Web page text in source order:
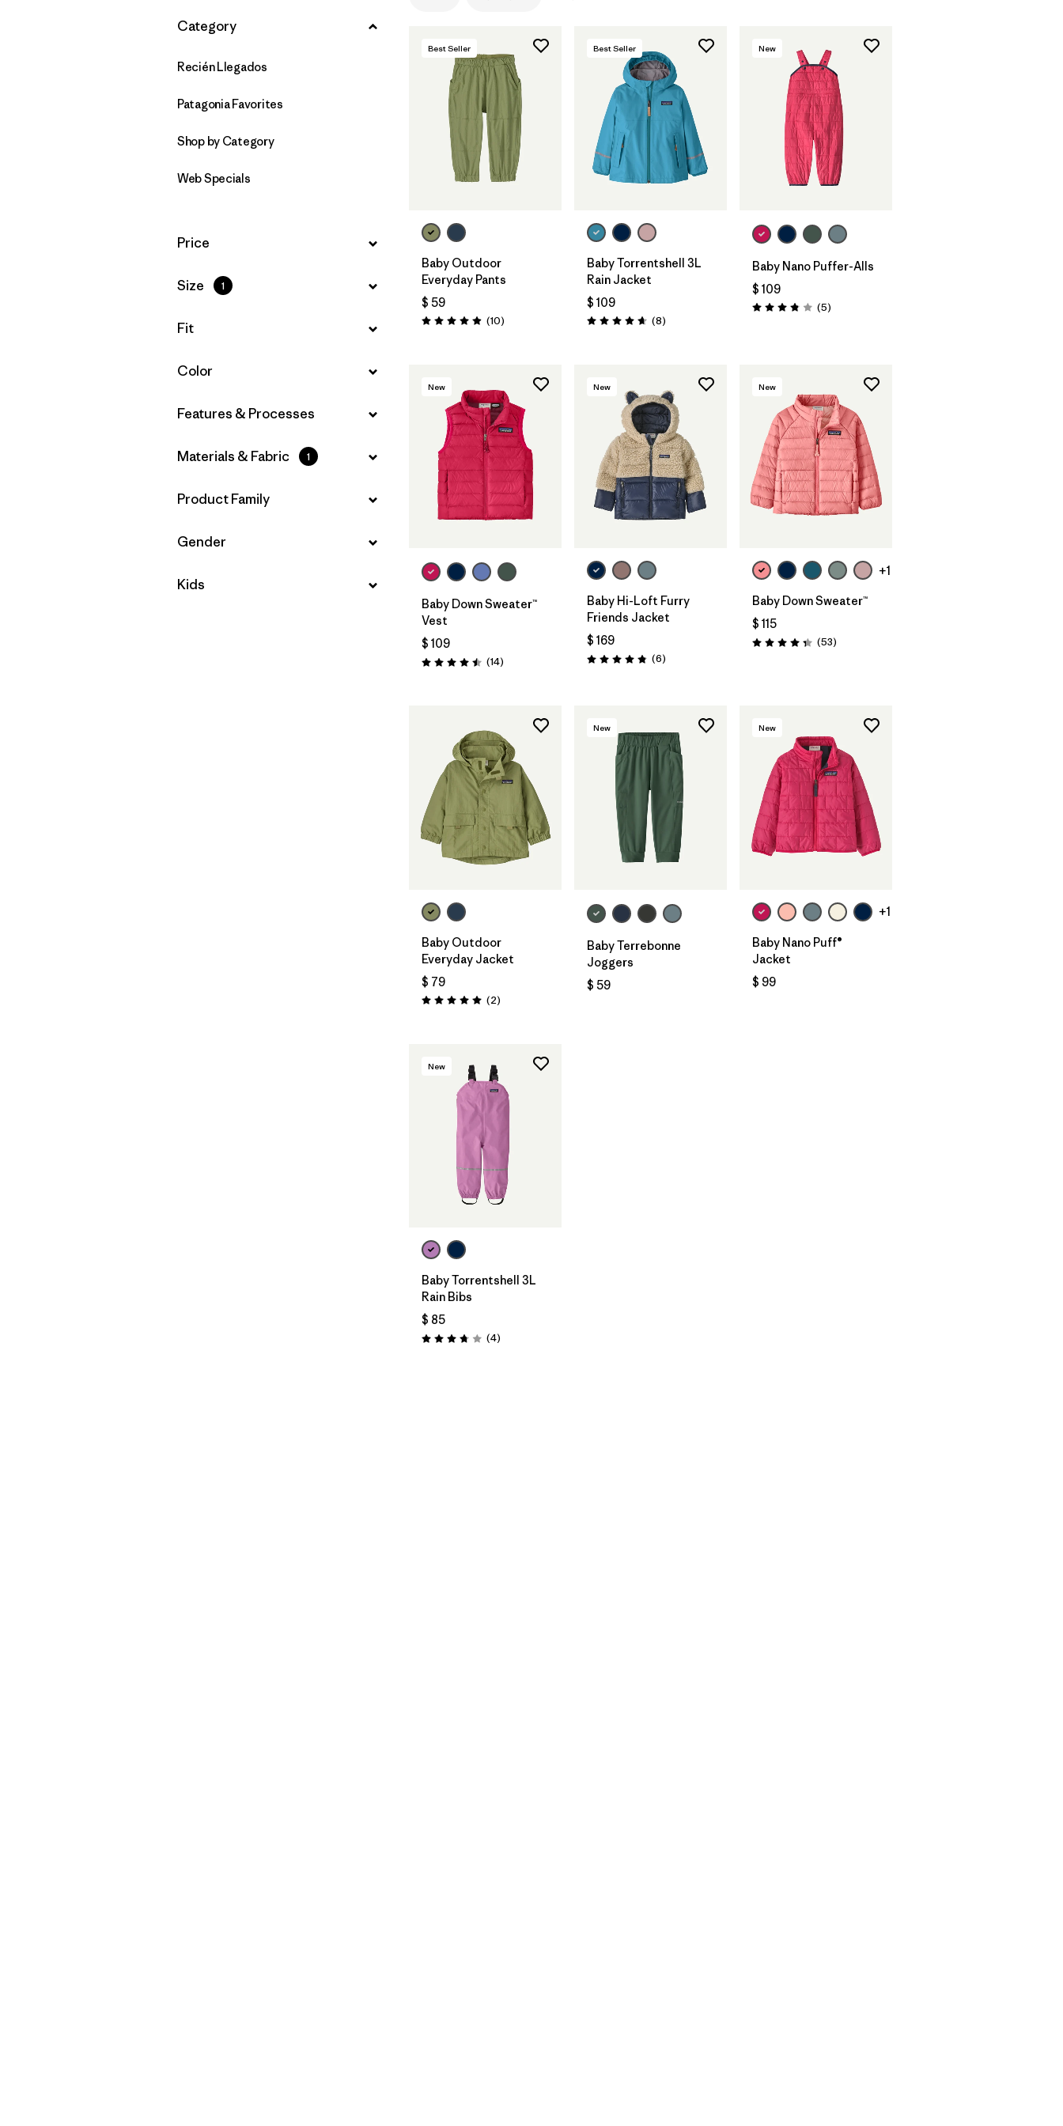
Product Family
Filtrar por
Category
Recién Llegados
Patagonia Favorites
Shop by Category
Web Specials
Filtrar por
Price
Filtrar por
Size 1
Filtrar por
Fit
Filtrar por
Color
Filtrar por
Features & Processes
Filtrar por
Materials & Fabric 1
Filtrar por
Product Family
Filtrar por
Gender
Filtrar por
Kids
Best Seller
Baby Outdoor
Everyday Pants
$ 59
Valoración: 4.9 / 5
(10Comentarios
)
Best Seller
Baby Torrentshell 3L
Rain Jacket
$ 109
Valoración: 4.6 / 5
(8Comentarios
)
New
Baby Nano Puffer-Alls
$ 109
Valoración: 3.8 / 5
(5Comentarios
)
New
Baby Down Sweater™
Vest
$ 109
Valoración: 4.5 / 5
(14Comentarios
)
New
Baby Hi-Loft Furry
Friends Jacket
$ 169
Valoración: 4.8 / 5
(6Comentarios
)
New
+1
Baby Down Sweater™
$ 115
Valoración: 4.4 / 5
(53Comentarios
)
Baby Outdoor
Everyday Jacket
$ 79
Valoración: 5.0 / 5
(2Comentarios
)
New
Baby Terrebonne
Joggers
$ 59
New
+1
Baby Nano Puff®
Jacket
$ 99
New
Baby Torrentshell 3L
Rain Bibs
$ 85
Valoración: 3.8 / 5
(4Comentarios
)